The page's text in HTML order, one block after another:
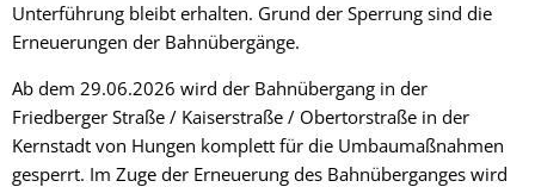
Unterführung bleibt erhalten. Grund der Sperrung sind die
Erneuerungen der Bahnübergänge.
Ab dem 29.06.2026 wird der Bahnübergang in der
Friedberger Straße / Kaiserstraße / Obertorstraße in der
Kernstadt von Hungen komplett für die Umbaumaßnahmen
gesperrt. Im Zuge der Erneuerung des Bahnüberganges wird